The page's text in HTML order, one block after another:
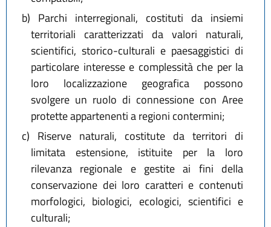
b) Parchi interregionali, costituti da insiemi
territoriali caratterizzati da valori naturali,
scientifici, storico-culturali e paesaggistici di
particolare interesse e complessità che per la
loro localizzazione geografica possono
svolgere un ruolo di connessione con Aree
protette appartenenti a regioni contermini;
c) Riserve naturali, costitute da territori di
limitata estensione, istituite per la loro
rilevanza regionale e gestite ai fini della
conservazione dei loro caratteri e contenuti
morfologici, biologici, ecologici, scientifici e
culturali;